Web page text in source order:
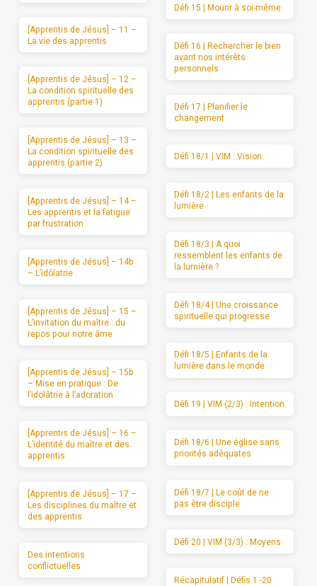
[Apprentis de Jésus] – 11 –
La vie des apprentis
[Apprentis de Jésus] – 12 –
La condition spirituelle des
apprentis (partie 1)
[Apprentis de Jésus] – 13 –
La condition spirituelle des
apprentis (partie 2)
[Apprentis de Jésus] – 14 –
Les apprentis et la fatigue
par frustration
[Apprentis de Jésus] – 14b
– L’idôlatrie
[Apprentis de Jésus] – 15 –
L’invitation du maître : du
repos pour notre âme
[Apprentis de Jésus] – 15b
– Mise en pratique : De
l’idolâtrie à l’adoration
[Apprentis de Jésus] – 16 –
L’identité du maître et des
apprentis
[Apprentis de Jésus] – 17 –
Les disciplines du maître et
des apprentis
Des intentions
conflictuelles
Défi 15 | Mourir à soi-même
Défi 16 | Rechercher le bien
avant nos intérêts
personnels
Défi 17 | Planifier le
changement
Défi 18/1 | VIM : Vision
Défi 18/2 | Les enfants de la
lumière
Défi 18/3 | A quoi
ressemblent les enfants de
la lumière ?
Défi 18/4 | Une croissance
spirituelle qui progresse
Défi 18/5 | Enfants de la
lumière dans le monde
Défi 19 | VIM (2/3) : Intention
Défi 18/6 | Une église sans
priorités adéquates
Défi 18/7 | Le coût de ne
pas être disciple
Défi 20 | VIM (3/3) : Moyens
Récapitulatif | Défis 1 -20